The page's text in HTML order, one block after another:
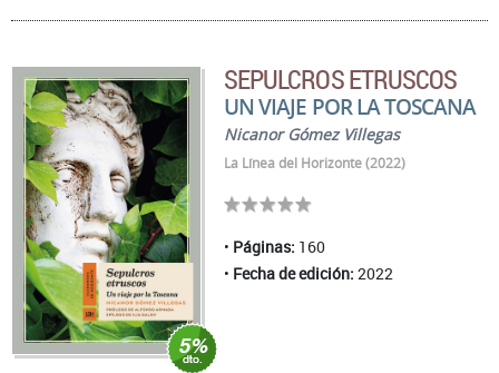
SEPULCROS ETRUSCOS
UN VIAJE POR LA TOSCANA
Nicanor Gómez Villegas
La Línea del Horizonte (2022)
Páginas: 160
Fecha de edición: 2022